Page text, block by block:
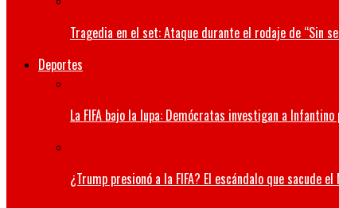
Tragedia en el set: Ataque durante el rodaje de “Sin
Deportes
La FIFA bajo la lupa: Demócratas investigan a
¿Trump presionó a la FIFA? El escándalo que sacude